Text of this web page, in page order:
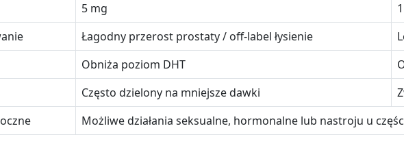
5 mg
Łagodny przerost prostaty / off-label łysienie
Obniża poziom DHT
Często dzielony na mniejsze dawki
Możliwe działania seksualne, hormonalne lub nastroju u